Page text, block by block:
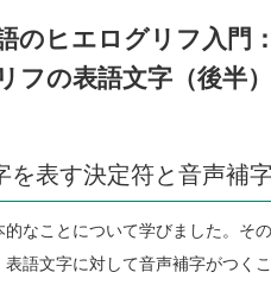
のヒエログリフ入門
の表語文字（後半）
を表す決定符と音声補
なことについて学びました。そ
語文字に対して音声補字がつくこ